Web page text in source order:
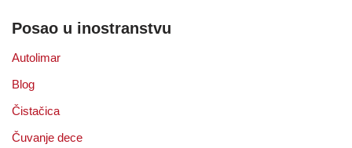
Posao u inostranstvu
Autolimar
Blog
Čistačica
Čuvanje dece